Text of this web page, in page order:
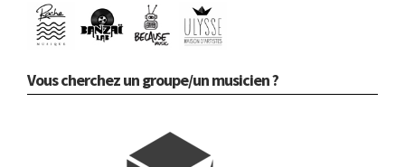
Vous cherchez un groupe/un musicien ?